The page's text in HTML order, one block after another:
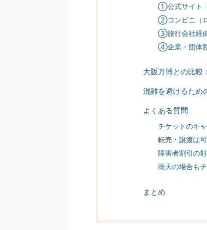
①公式サイト（
②コンビニ（ロ
③旅行会社経由
④企業・団体
大阪万博との比較
混雑を避けるため
よくある質問
チケットのキ
転売・譲渡は
障害者割引の
雨天の場合も
まとめ